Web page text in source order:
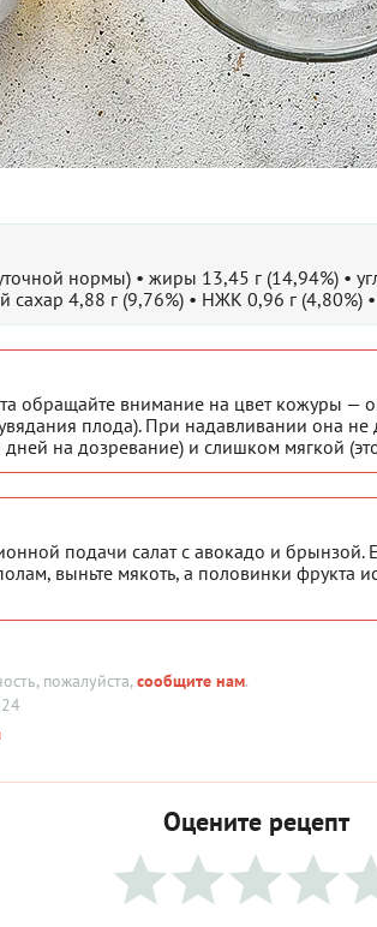
нормы) • жиры 13,45 г (14,94%) •
сахар 4,88 г (9,76%) • НЖК 0,96 г (4,80%)
обращайте внимание на цвет кожуры —
плода). При надавливании она не
на дозревание) и слишком мягкой
подачи салат с авокадо и брынзой.
выньте мякоть, а половинки фрукта
пожалуйста,сообщите нам.
Оцените рецепт